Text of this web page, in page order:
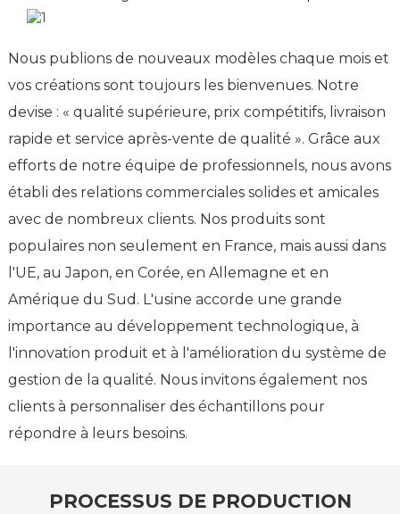
Nous publions de nouveaux modèles chaque mois et
vos créations sont toujours les bienvenues. Notre
devise : « qualité supérieure, prix compétitifs, livraison
rapide et service après-vente de qualité ». Grâce aux
efforts de notre équipe de professionnels, nous avons
établi des relations commerciales solides et amicales
avec de nombreux clients. Nos produits sont
populaires non seulement en France, mais aussi dans
l'UE, au Japon, en Corée, en Allemagne et en
Amérique du Sud. L'usine accorde une grande
importance au développement technologique, à
l'innovation produit et à l'amélioration du système de
gestion de la qualité. Nous invitons également nos
clients à personnaliser des échantillons pour
répondre à leurs besoins.
PROCESSUS DE PRODUCTION